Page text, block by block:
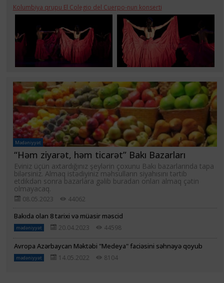
Kolumbiya qrupu El Colegio del Cuerpo-nun konserti
Mədəniyyət
“Həm ziyarət, həm ticarət” Bakı Bazarları
Eviniz üçün axtardığınız şeylərin çoxunu Bakı bazarlarında tapa
bilərsiniz. Almaq istədiyiniz məhsulların siyahısını tərtib
etdikdən sonra bazarlara gəlib buradan onları almaq çətin
olmayacaq.
08.05.2023 44062
Bakıda olan 8 tarixi və müasir məscid
mədəniyyət 20.04.2023 44598
Avropa Azərbaycan Məktəbi "Medeya" faciəsini səhnəyə qoyub
mədəniyyət 14.05.2022 8104